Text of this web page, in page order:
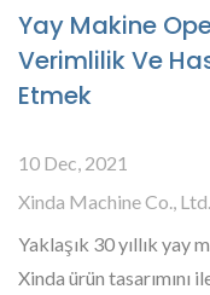
Yay Makine
Verimlilik Ve
Etmek
10 Dec, 2021
Xinda Machine Co., Ltd.
Yaklaşık 30 yıllık yay
Xinda ürün